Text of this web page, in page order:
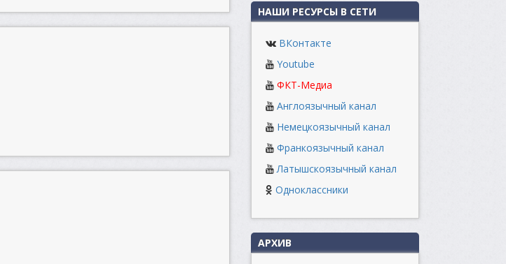
НАШИ РЕСУРСЫ В СЕТИ
ВКонтакте
Youtube
ФКТ-Медиа
Англоязычный канал
Немецкоязычный канал
Франкоязычный канал
Латышскоязычный канал
Одноклассники
АРХИВ